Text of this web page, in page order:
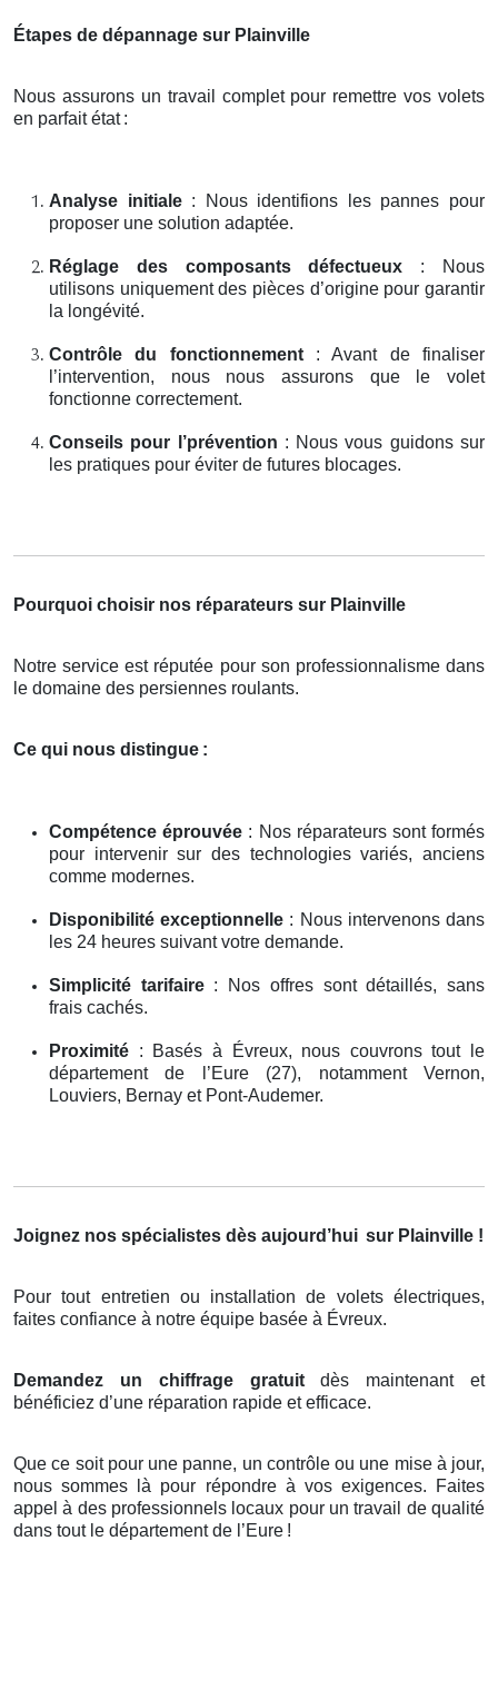
Étapes de dépannage sur Plainville
Nous assurons un travail complet pour remettre vos volets
en parfait état :
Analyse initiale: Nous identifions les pannes pour
proposer une solution adaptée.
Réglage des composants défectueux : Nous
utilisons uniquement des pièces d’origine pour garantir
la longévité.
Contrôle du fonctionnement: Avant de finaliser
l’intervention, nous nous assurons que le volet
fonctionne correctement.
Conseils pour l’prévention : Nous vous guidons sur
les pratiques pour éviter de futures blocages.
Pourquoi choisir nos réparateurs sur Plainville
Notre service est réputée pour son professionnalisme dans
le domaine des persiennes roulants.
Ce qui nous distingue :
Compétence éprouvée : Nos réparateurs sont formés
pour intervenir sur des technologies variés, anciens
comme modernes.
Disponibilité exceptionnelle : Nous intervenons dans
les 24 heures suivant votre demande.
Simplicité tarifaire: Nos offres sont détaillés, sans
frais cachés.
Proximité : Basés à Évreux, nous couvrons tout le
département de l’Eure (27), notamment Vernon,
Louviers, Bernay et Pont-Audemer.
Joignez nos spécialistes dès aujourd’hui sur Plainville !
Pour tout entretien ou installation de volets électriques,
faites confiance à notre équipe basée à Évreux.
Demandez un chiffrage gratuitdès maintenant et
bénéficiez d’une réparation rapide et efficace.
Que ce soit pour une panne, un contrôle ou une mise à jour,
nous sommes là pour répondre à vos exigences. Faites
appel à des professionnels locaux pour un travail de qualité
dans tout le département de l’Eure !